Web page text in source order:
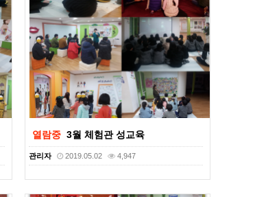
열람중 3월 체험관 성교육
관리자 2019.05.02 4,947